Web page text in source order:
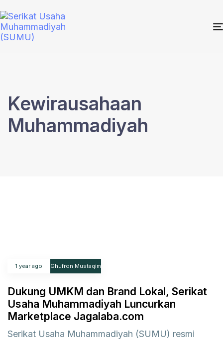
Kewirausahaan
Muhammadiyah
1 year ago Ghufron Mustaqim
Dukung UMKM dan Brand Lokal, Serikat
Usaha Muhammadiyah Luncurkan
Marketplace Jagalaba.com
Serikat Usaha Muhammadiyah (SUMU) resmi